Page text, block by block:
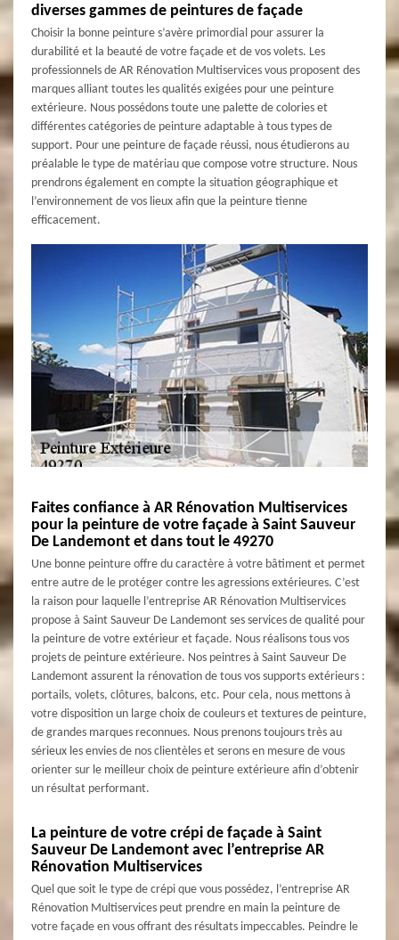
diverses gammes de peintures de façade
Choisir la bonne peinture s’avère primordial pour assurer la
durabilité et la beauté de votre façade et de vos volets. Les
professionnels de AR Rénovation Multiservices vous proposent des
marques alliant toutes les qualités exigées pour une peinture
extérieure. Nous possédons toute une palette de colories et
différentes catégories de peinture adaptable à tous types de
support. Pour une peinture de façade réussi, nous étudierons au
préalable le type de matériau que compose votre structure. Nous
prendrons également en compte la situation géographique et
l’environnement de vos lieux afin que la peinture tienne
efficacement.
Faites confiance à AR Rénovation Multiservices
pour la peinture de votre façade à Saint Sauveur
De Landemont et dans tout le 49270
Une bonne peinture offre du caractère à votre bâtiment et permet
entre autre de le protéger contre les agressions extérieures. C’est
la raison pour laquelle l’entreprise AR Rénovation Multiservices
propose à Saint Sauveur De Landemont ses services de qualité pour
la peinture de votre extérieur et façade. Nous réalisons tous vos
projets de peinture extérieure. Nos peintres à Saint Sauveur De
Landemont assurent la rénovation de tous vos supports extérieurs :
portails, volets, clôtures, balcons, etc. Pour cela, nous mettons à
votre disposition un large choix de couleurs et textures de peinture,
de grandes marques reconnues. Nous prenons toujours très au
sérieux les envies de nos clientèles et serons en mesure de vous
orienter sur le meilleur choix de peinture extérieure afin d’obtenir
un résultat performant.
La peinture de votre crépi de façade à Saint
Sauveur De Landemont avec l’entreprise AR
Rénovation Multiservices
Quel que soit le type de crépi que vous possédez, l’entreprise AR
Rénovation Multiservices peut prendre en main la peinture de
votre façade en vous offrant des résultats impeccables. Peindre le